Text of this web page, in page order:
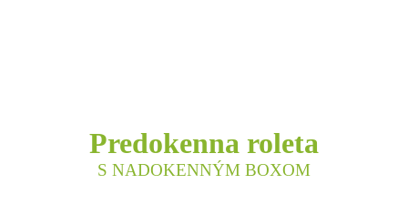
Predokenna roleta
S NADOKENNÝM BOXOM